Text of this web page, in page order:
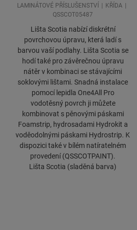
LAMINÁTOVÉ PŘÍSLUŠENSTVÍ
KŘÍDA
QSSCOT05487
Lišta Scotia nabízí diskrétní
povrchovou úpravu, která ladí s
barvou vaší podlahy. Lišta Scotia se
hodí také pro závěrečnou úpravu
nátěr v kombinaci se stávajícími
soklovými lištami. Snadná instalace
pomocí lepidla One4All Pro
vodotěsný povrch ji můžete
kombinovat s pěnovými páskami
Foamstrip, hydrosadami Hydrokit a
voděodolnými páskami Hydrostrip. K
dispozici také v bílém natíratelném
provedení (QSSCOTPAINT).
Lišta Scotia (sladěná barva)